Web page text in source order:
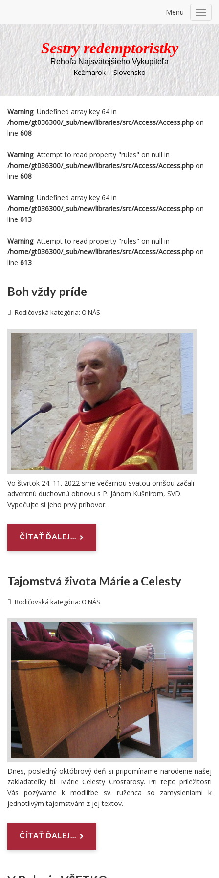
Menu
Sestry redemptoristky
Rehoľa Najsvätejšieho Vykupiteľa
Kežmarok – Slovensko
Warning: Undefined array key 64 in
/home/gt036300/_sub/new/libraries/src/Access/Access.php on
line 608
Warning: Attempt to read property "rules" on null in
/home/gt036300/_sub/new/libraries/src/Access/Access.php on
line 608
Warning: Undefined array key 64 in
/home/gt036300/_sub/new/libraries/src/Access/Access.php on
line 613
Warning: Attempt to read property "rules" on null in
/home/gt036300/_sub/new/libraries/src/Access/Access.php on
line 613
Boh vždy príde
Rodičovská kategória: O NÁS
Vo štvrtok 24. 11. 2022 sme večernou svätou omšou začali
adventnú duchovnú obnovu s P. Jánom Kušnírom, SVD.
Vypočujte si jeho prvý príhovor.
ČÍTAŤ ĎALEJ...
Tajomstvá života Márie a Celesty
Rodičovská kategória: O NÁS
Dnes, posledný októbrový deň si pripomíname narodenie našej
zakladateľky bl. Márie Celesty Crostarosy. Pri tejto príležitosti
Vás pozývame k modlitbe sv. ruženca so zamysleniami k
jednotlivým tajomstvám z jej textov.
ČÍTAŤ ĎALEJ...